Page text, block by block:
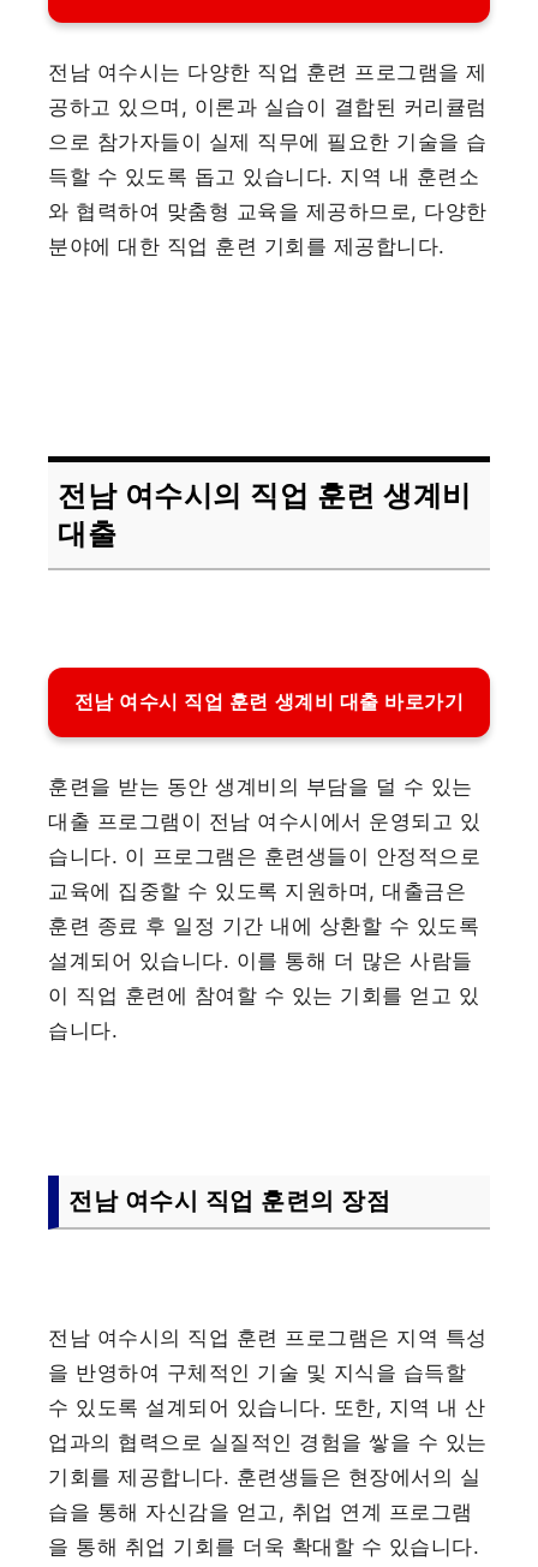
전남 여수시는 다양한 직업 훈련 프로그램을 제
공하고 있으며, 이론과 실습이 결합된 커리큘럼
으로 참가자들이 실제 직무에 필요한 기술을 습
득할 수 있도록 돕고 있습니다. 지역 내 훈련소
와 협력하여 맞춤형 교육을 제공하므로, 다양한
분야에 대한 직업 훈련 기회를 제공합니다.
전남 여수시의 직업 훈련 생계비
대출
전남 여수시 직업 훈련 생계비 대출 바로가기
훈련을 받는 동안 생계비의 부담을 덜 수 있는
대출 프로그램이 전남 여수시에서 운영되고 있
습니다. 이 프로그램은 훈련생들이 안정적으로
교육에 집중할 수 있도록 지원하며, 대출금은
훈련 종료 후 일정 기간 내에 상환할 수 있도록
설계되어 있습니다. 이를 통해 더 많은 사람들
이 직업 훈련에 참여할 수 있는 기회를 얻고 있
습니다.
전남 여수시 직업 훈련의 장점
전남 여수시의 직업 훈련 프로그램은 지역 특성
을 반영하여 구체적인 기술 및 지식을 습득할
수 있도록 설계되어 있습니다. 또한, 지역 내 산
업과의 협력으로 실질적인 경험을 쌓을 수 있는
기회를 제공합니다. 훈련생들은 현장에서의 실
습을 통해 자신감을 얻고, 취업 연계 프로그램
을 통해 취업 기회를 더욱 확대할 수 있습니다.